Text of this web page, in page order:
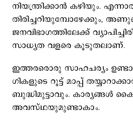
നിയന്ത്രിക്കാൻ കഴിയും.
തിരിച്ചറിയുമ്പോഴേക്കും,
ജനവിഭാഗത്തിലേക്ക്
സാധ്യത വളരെ കൂടുതലാണ്.
ഇത്തരരൊരു സാഹചര്യം
ഗികളുടെ റൂട്ട് മാപ്പ്
ബുദ്ധിമുട്ടാവും. കാര്യങ്ങൾ
അവസ്ഥയുമുണ്ടാകാം.